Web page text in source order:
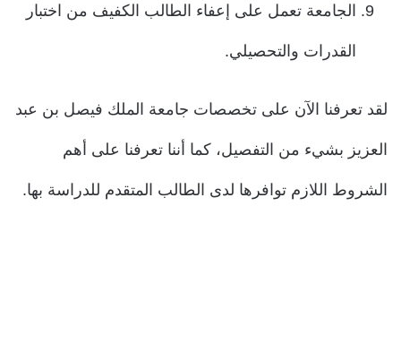
الجامعة تعمل على إعفاء الطالب الكفيف من اختبار
القدرات والتحصيلي.
لقد تعرفنا الآن على تخصصات جامعة الملك فيصل بن عبد
العزيز بشيء من التفصيل، كما أننا تعرفنا على أهم
الشروط اللازم توافرها لدى الطالب المتقدم للدراسة بها.